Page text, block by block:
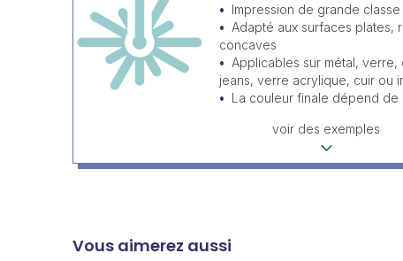
Impression de grande
Adapté aux surfaces plates,
concaves
Applicables sur métal,
jeans, verre acrylique, cuir ou
La couleur finale dépend
voir des exemples
Vous aimerez aussi